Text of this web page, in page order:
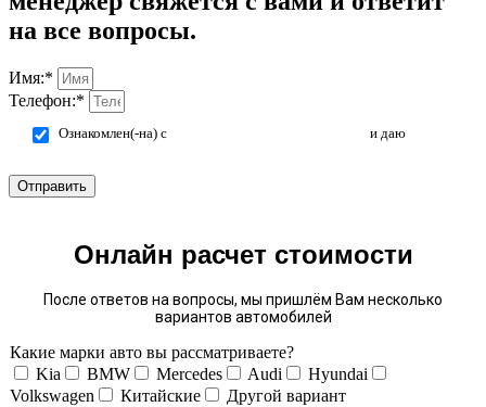
на все вопросы.
Имя:*
Телефон:*
Ознакомлен(-на) с
и даю
Отправить
Онлайн расчет стоимости
После ответов на вопросы, мы пришлём Вам несколько
вариантов автомобилей
Какие марки авто вы рассматриваете?
Kia
BMW Mercedes Audi
Hyundai
Volkswagen
Китайские Другой вариант